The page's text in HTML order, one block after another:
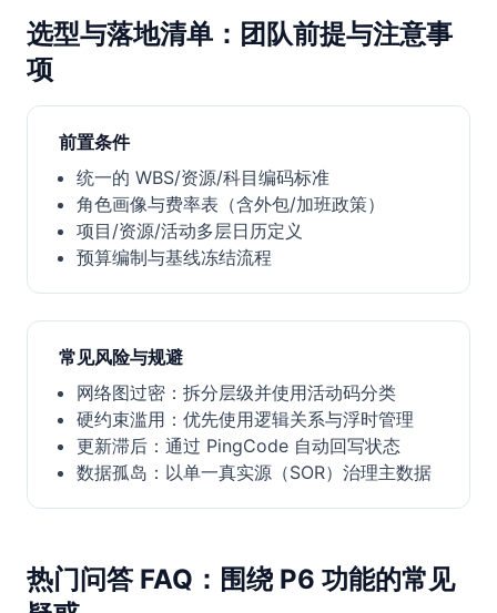
选型与落地清单：团队前提与注意事
项
前置条件
统一的 WBS/资源/科目编码标准
角色画像与费率表（含外包/加班政策）
项目/资源/活动多层日历定义
预算编制与基线冻结流程
常见风险与规避
网络图过密：拆分层级并使用活动码分类
硬约束滥用：优先使用逻辑关系与浮时管理
更新滞后：通过 PingCode 自动回写状态
数据孤岛：以单一真实源（SOR）治理主数据
热门问答 FAQ：围绕 P6 功能的常见